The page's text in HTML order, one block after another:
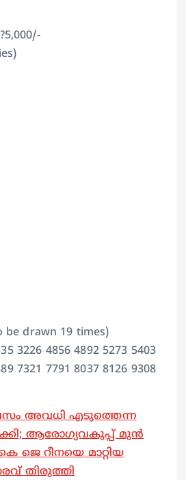
drawn 19 times)
3226 4856 4892 5273 5403
7321 7791 8037 8126 9308
അവധി എടുത്തെന്ന
ആരോഗ്യവകുപ്പ് മുന്‍
ജെ റീനയെ മാറ്റിയ
തിരുത്തി